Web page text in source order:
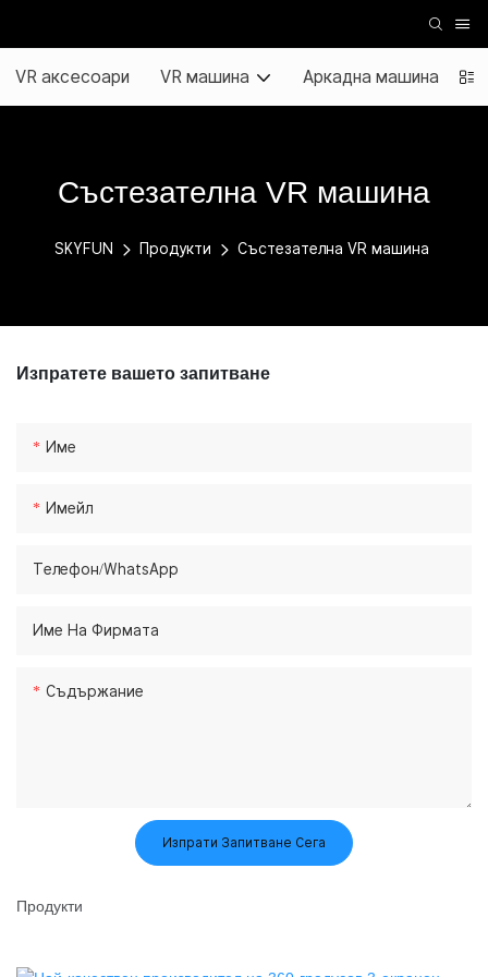
VR аксесоари VR машина Аркадна машина
Състезателна VR машина
SKYFUN Продукти Състезателна VR машина
Изпратете вашето запитване
Име
Имейл
Телефон/WhatsApp
Име На Фирмата
Съдържание
Изпрати Запитване Сега
Продукти